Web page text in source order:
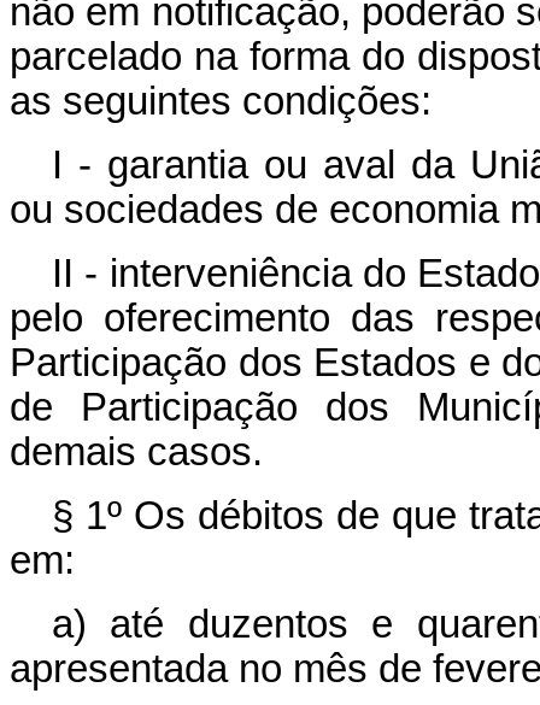
não em notificação, poderão
parcelado na forma do
as seguintes condições:
I - garantia ou aval da
ou sociedades de economia
II - interveniência do
pelo oferecimento das
Participação dos Estados e
de Participação dos
demais casos.
§ 1º Os débitos de que
em:
a) até duzentos e
apresentada no mês de